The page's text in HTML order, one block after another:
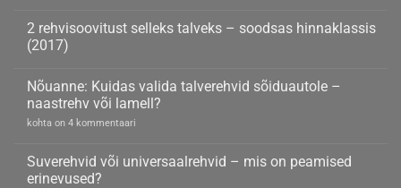
rehvi,
mis
muudab
vastavalt
ei
ole
2 rehvisoovitust selleks talveks – soodsas hinnaklassis
(2017)
selleks
–
soodsas
ei
ole
Nõuanne: Kuidas valida talverehvid sõiduautole –
naastrehv või lamell?
Nõuanne:
talverehvid
sõiduautole
–
kohta on 4 kommentaari
Suverehvid või universaalrehvid – mis on peamised
erinevused?